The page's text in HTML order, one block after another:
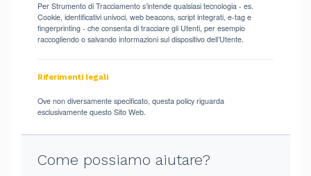
Per Strumento di Tracciamento s’intende qualsiasi tecnologia - es.
Cookie, identificativi univoci, web beacons, script integrati, e-tag e
fingerprinting - che consenta di tracciare gli Utenti, per esempio
raccogliendo o salvando informazioni sul dispositivo dell’Utente.
Riferimenti legali
Ove non diversamente specificato, questa policy riguarda
esclusivamente questo Sito Web.
Come possiamo aiutare?